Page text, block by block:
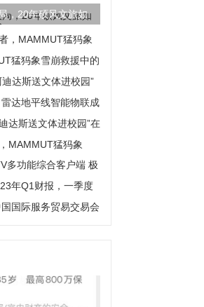
，20年硕风文旅如
，MAMMUT猛犸象
猛犸象雪崩救援中的
达斯送文体进校园”
达地平线智能物联成
达斯送文体进校园”在
MAMMUT猛犸象
多功能综合客户端 极
年Q1财报，一季度
国际服务贸易交易会